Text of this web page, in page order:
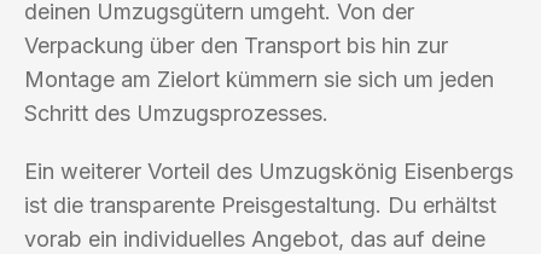
deinen Umzugsgütern umgeht. Von der
Verpackung über den Transport bis hin zur
Montage am Zielort kümmern sie sich um jeden
Schritt des Umzugsprozesses.
Ein weiterer Vorteil des Umzugskönig Eisenbergs
ist die transparente Preisgestaltung. Du erhältst
vorab ein individuelles Angebot, das auf deine